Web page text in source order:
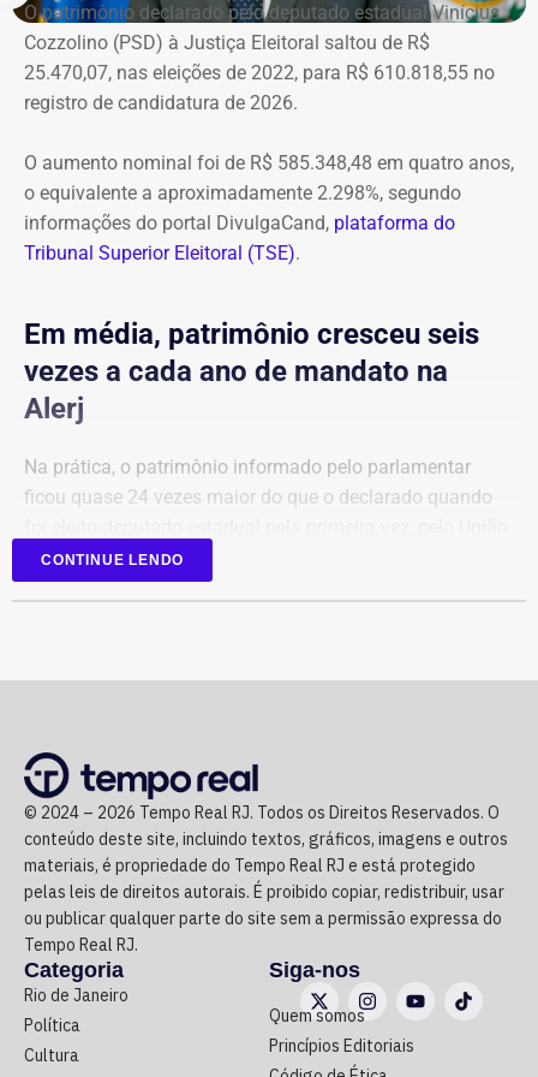
medida cautelar de afastamento do cargo”, uma vez que
ainda não havia, na ocasião, sentença condenatória no
processo em que Graciosa era réu no processo por
lavagem de dinheiro, que se arrastava desde 2021.
Mas a decisão, e a condenação, acabaram saindo cinco
meses depois.
Na prática, a manifestação do ministro extinguiu o
condenação e a determinação de perda de cargo no STJ
— e inviabilizou o pedido de extensão formulado por
Marco Antônio.
O patrimônio declarado pelo deputado estadual Vinícius
Cozzolino (PSD) à Justiça Eleitoral saltou de R$
25.470,07, nas eleições de 2022, para R$ 610.818,55 no
registro de candidatura de 2026.
O aumento nominal foi de R$ 585.348,48 em quatro anos,
o equivalente a aproximadamente 2.298%, segundo
informações do portal DivulgaCand, plataforma do
Tribunal Superior Eleitoral (TSE).
Em média, patrimônio cresceu seis
vezes a cada ano de mandato na
Alerj
Na prática, o patrimônio informado pelo parlamentar
ficou quase 24 vezes maior do que o declarado quando
Brasil.
mil em bens. Entre os itens informados à Justiça Eleitoral
estão dois registros classificados genericamente como
“outros bens e direitos”, nos valores de R$ 95.985,48 e R$
97.555,75.
As declarações de bens são prestadas pelos próprios
candidatos à Justiça Eleitoral e podem considerar os
valores históricos de aquisição dos bens, e não
necessariamente seus preços de mercado.
O crescimento patrimonial, por si só, não indica a
CONTINUE LENDO
© 2024 – 2026 Tempo Real RJ. Todos os Direitos Reservados. O
conteúdo deste site, incluindo textos, gráficos, imagens e outros
materiais, é propriedade do Tempo Real RJ e está protegido
pelas leis de direitos autorais. É proibido copiar, redistribuir, usar
ou publicar qualquer parte do site sem a permissão expressa do
Tempo Real RJ.
Categoria
Rio de Janeiro
Política
Cultura
Siga-nos
Quem somos
Princípios Editoriais